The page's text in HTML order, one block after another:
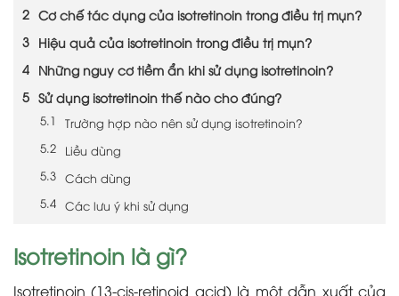
Cơ chế tác dụng của isotretinoin trong điều trị mụn?
Hiệu quả của isotretinoin trong điều trị mụn?
Những nguy cơ tiềm ẩn khi sử dụng isotretinoin?
Sử dụng isotretinoin thế nào cho đúng?
Trường hợp nào nên sử dụng isotretinoin?
Liều dùng
Cách dùng
Các lưu ý khi sử dụng
Isotretinoin là gì?
Isotretinoin (13-cis-retinoid acid) là một dẫn xuất của